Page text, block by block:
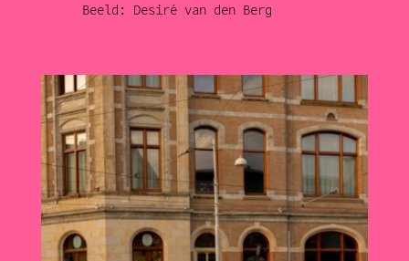
Beeld: Desiré van den Berg